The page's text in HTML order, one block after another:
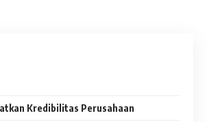
Kredibilitas Perusahaan